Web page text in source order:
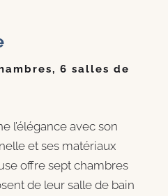
6 salles de
l’élégance avec son
et ses matériaux
offre sept chambres
de leur salle de bain